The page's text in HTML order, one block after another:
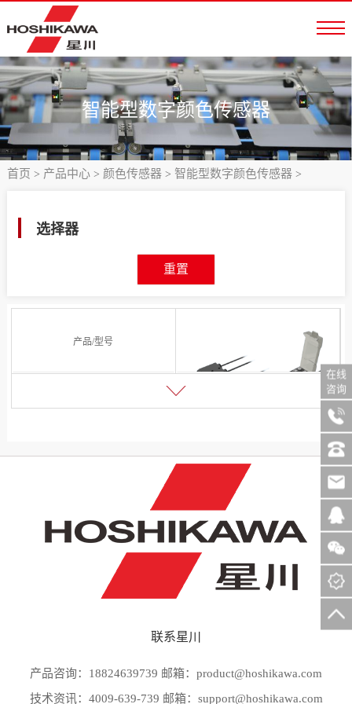
智能型数字颜色传感器
首页 > 产品中心> 颜色传感器> 智能型数字颜色传感器>
选择器
重置
产品/型号
名称：智能型数字颜色传感器
型号：CSA21
联系星川
产品咨询：18824639739 邮箱：product@hoshikawa.com
技术资讯：4009-639-739 邮箱：support@hoshikawa.com
在线
咨询